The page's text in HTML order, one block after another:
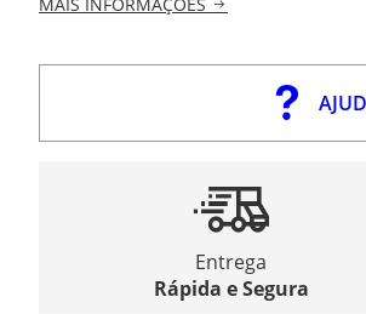
Entrega
Rápida e Segura